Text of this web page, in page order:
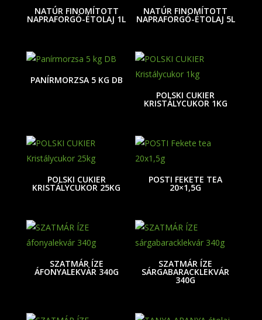
NATÚR FINOMÍTOTT
NAPRAFORGÓ-ÉTOLAJ 1L
NATÚR FINOMÍTOTT
NAPRAFORGÓ-ÉTOLAJ 5L
PANÍRMORZSA 5 KG DB
POLSKI CUKIER
KRISTÁLYCUKOR 1KG
POLSKI CUKIER
KRISTÁLYCUKOR 25KG
POSTI FEKETE TEA
20×1,5G
SZATMÁR ÍZE
ÁFONYALEKVÁR 340G
SZATMÁR ÍZE
SÁRGABARACKLEKVÁR
340G